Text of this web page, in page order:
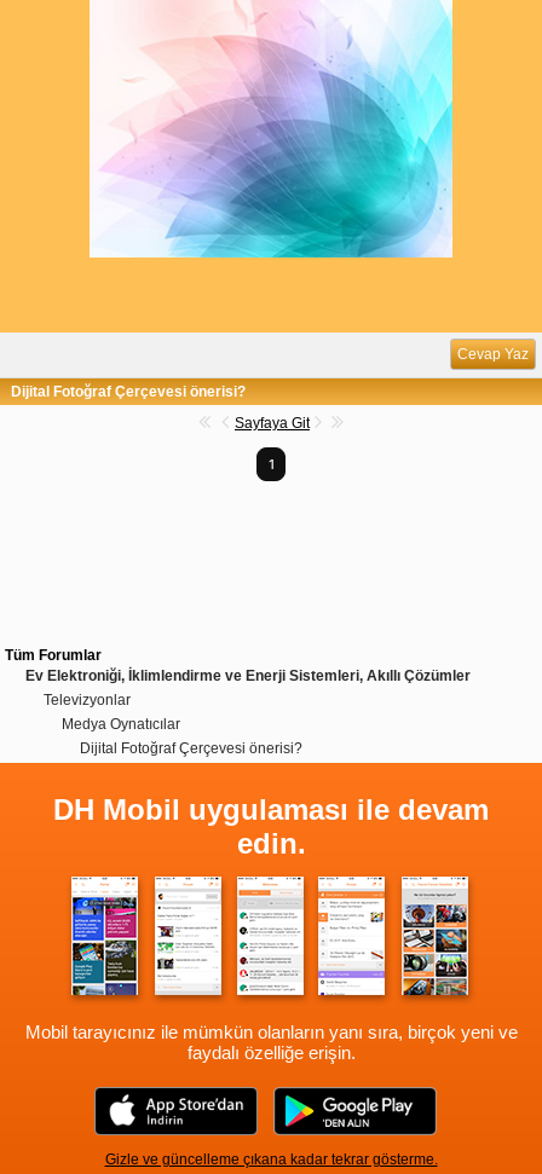
Cevap Yaz
Dijital Fotoğraf Çerçevesi önerisi?
Sayfaya Git
1
Tüm Forumlar
Ev Elektroniği, İklimlendirme ve Enerji Sistemleri, Akıllı Çözümler
Televizyonlar
Medya Oynatıcılar
Dijital Fotoğraf Çerçevesi önerisi?
DH Mobil uygulaması ile devam
edin.
Mobil tarayıcınız ile mümkün olanların yanı sıra, birçok yeni ve
faydalı özelliğe erişin.
Gizle ve güncelleme çıkana kadar tekrar gösterme.